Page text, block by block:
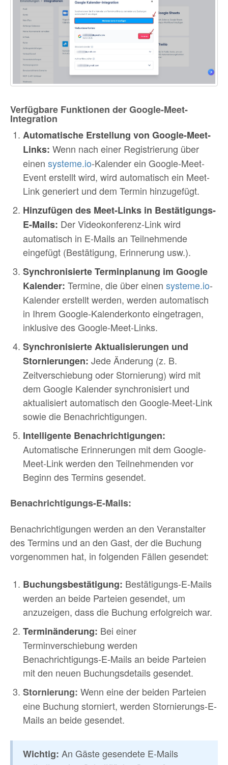
Verfügbare Funktionen der Google-Meet-
Integration
Automatische Erstellung von Google-Meet-
Links: Wenn nach einer Registrierung über
einen systeme.io-Kalender ein Google-Meet-
Event erstellt wird, wird automatisch ein Meet-
Link generiert und dem Termin hinzugefügt.
Hinzufügen des Meet-Links in Bestätigungs-
E-Mails: Der Videokonferenz-Link wird
automatisch in E-Mails an Teilnehmende
eingefügt (Bestätigung, Erinnerung usw.).
Synchronisierte Terminplanung im Google
Kalender: Termine, die über einen systeme.io-
Kalender erstellt werden, werden automatisch
in Ihrem Google-Kalenderkonto eingetragen,
inklusive des Google-Meet-Links.
Synchronisierte Aktualisierungen und
Stornierungen: Jede Änderung (z. B.
Zeitverschiebung oder Stornierung) wird mit
dem Google Kalender synchronisiert und
aktualisiert automatisch den Google-Meet-Link
sowie die Benachrichtigungen.
Intelligente Benachrichtigungen:
Automatische Erinnerungen mit dem Google-
Meet-Link werden den Teilnehmenden vor
Beginn des Termins gesendet.
Benachrichtigungs-E-Mails:
Benachrichtigungen werden an den Veranstalter
des Termins und an den Gast, der die Buchung
vorgenommen hat, in folgenden Fällen gesendet:
Buchungsbestätigung: Bestätigungs-E-Mails
werden an beide Parteien gesendet, um
anzuzeigen, dass die Buchung erfolgreich war.
Terminänderung: Bei einer
Terminverschiebung werden
Benachrichtigungs-E-Mails an beide Parteien
mit den neuen Buchungsdetails gesendet.
Stornierung: Wenn eine der beiden Parteien
eine Buchung storniert, werden Stornierungs-E-
Mails an beide gesendet.
Wichtig: An Gäste gesendete E-Mails